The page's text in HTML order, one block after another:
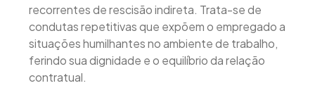
recorrentes de rescisão indireta. Trata-se de
condutas repetitivas que expõem o empregado a
situações humilhantes no ambiente de trabalho,
ferindo sua dignidade e o equilíbrio da relação
contratual.